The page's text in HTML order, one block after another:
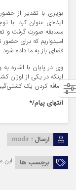
بویری با تقدیر از
ایذه‌ای عنوان کرد: با
مسابقه صورت گرفت و
امیدواریم که برای حضور
فضای باز به ما داده شود.
وی در پایان با اشاره
اینکه در یکی از اوزان
اضافه کردن یک
انتهای پیام/*
ارسال : modir
برچسب ها این